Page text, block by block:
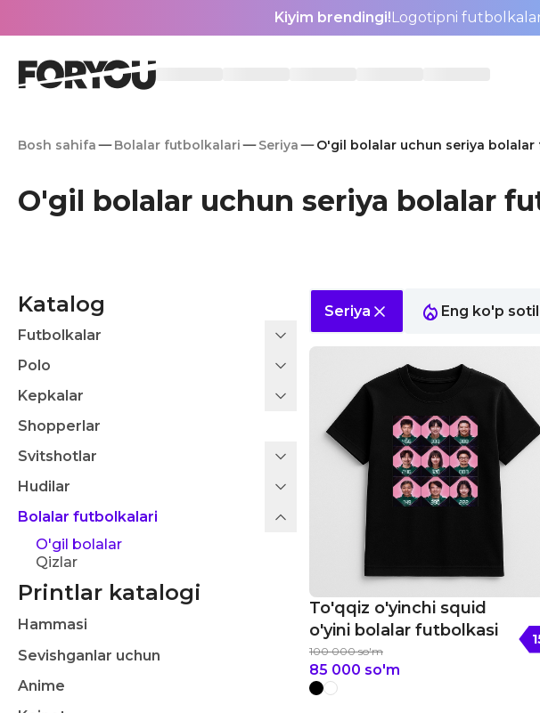
Kiyim brendingi!Logotipni
Bosh sahifa Bolalar futbolkalari Seriya O'gil bolalar uchun seriya
O'gil bolalar uchun seriya bolalar
Katalog
Futbolkalar
Polo
Kepkalar
Shopperlar
Svitshotlar
Hudilar
Bolalar futbolkalari
O'gil bolalar
Qizlar
Printlar katalogi
Hammasi
Sevishganlar uchun
Anime
Seriya Eng ko'p
To'qqiz o'yinchi squid
o'yini bolalar futbolkasi
100 000 so'm
85 000 so'm